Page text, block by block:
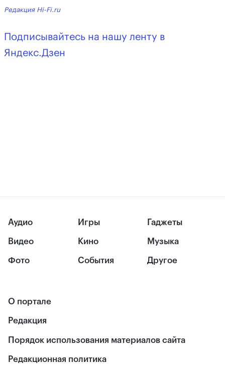
Редакция Hi-Fi.ru
Подписывайтесь на нашу ленту в
Яндекс.Дзен
Аудио
Видео
Фото
Игры
Кино
События
Гаджеты
Музыка
Другое
О портале
Редакция
Порядок использования материалов сайта
Редакционная политика